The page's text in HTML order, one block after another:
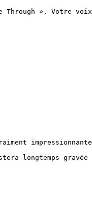
Through ». Votre
longtemps gravée